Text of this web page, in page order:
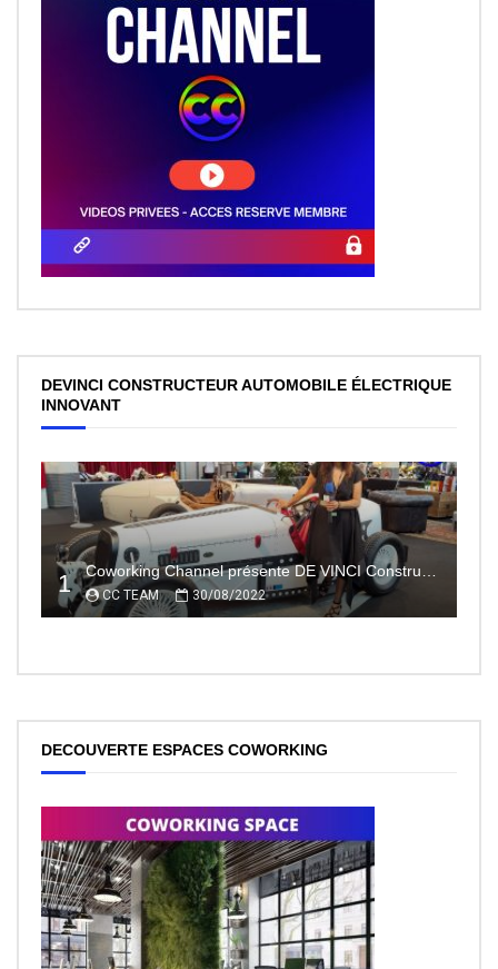
DEVINCI CONSTRUCTEUR AUTOMOBILE ÉLECTRIQUE
INNOVANT
1 Coworking Channel présente DE VINCI Constructeur automobile électrique innovant 100% made In France
CC TEAM 30/08/2022
DECOUVERTE ESPACES COWORKING